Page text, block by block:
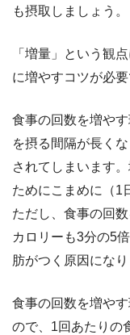
も摂取しましょう。
「増量」という観
に増やすコツが必要
食事の回数を増や
を摂る間隔が長く
されてしまいます
ためにこまめに（1
ただし、食事の回
カロリーも3分の5
肪がつく原因になり
食事の回数を増や
ので、1回あたりの